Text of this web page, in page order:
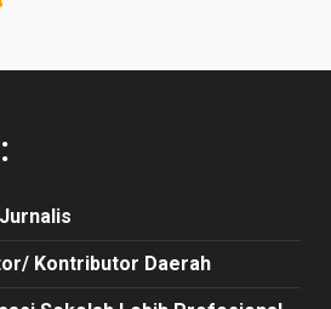
Kontributor Daerah